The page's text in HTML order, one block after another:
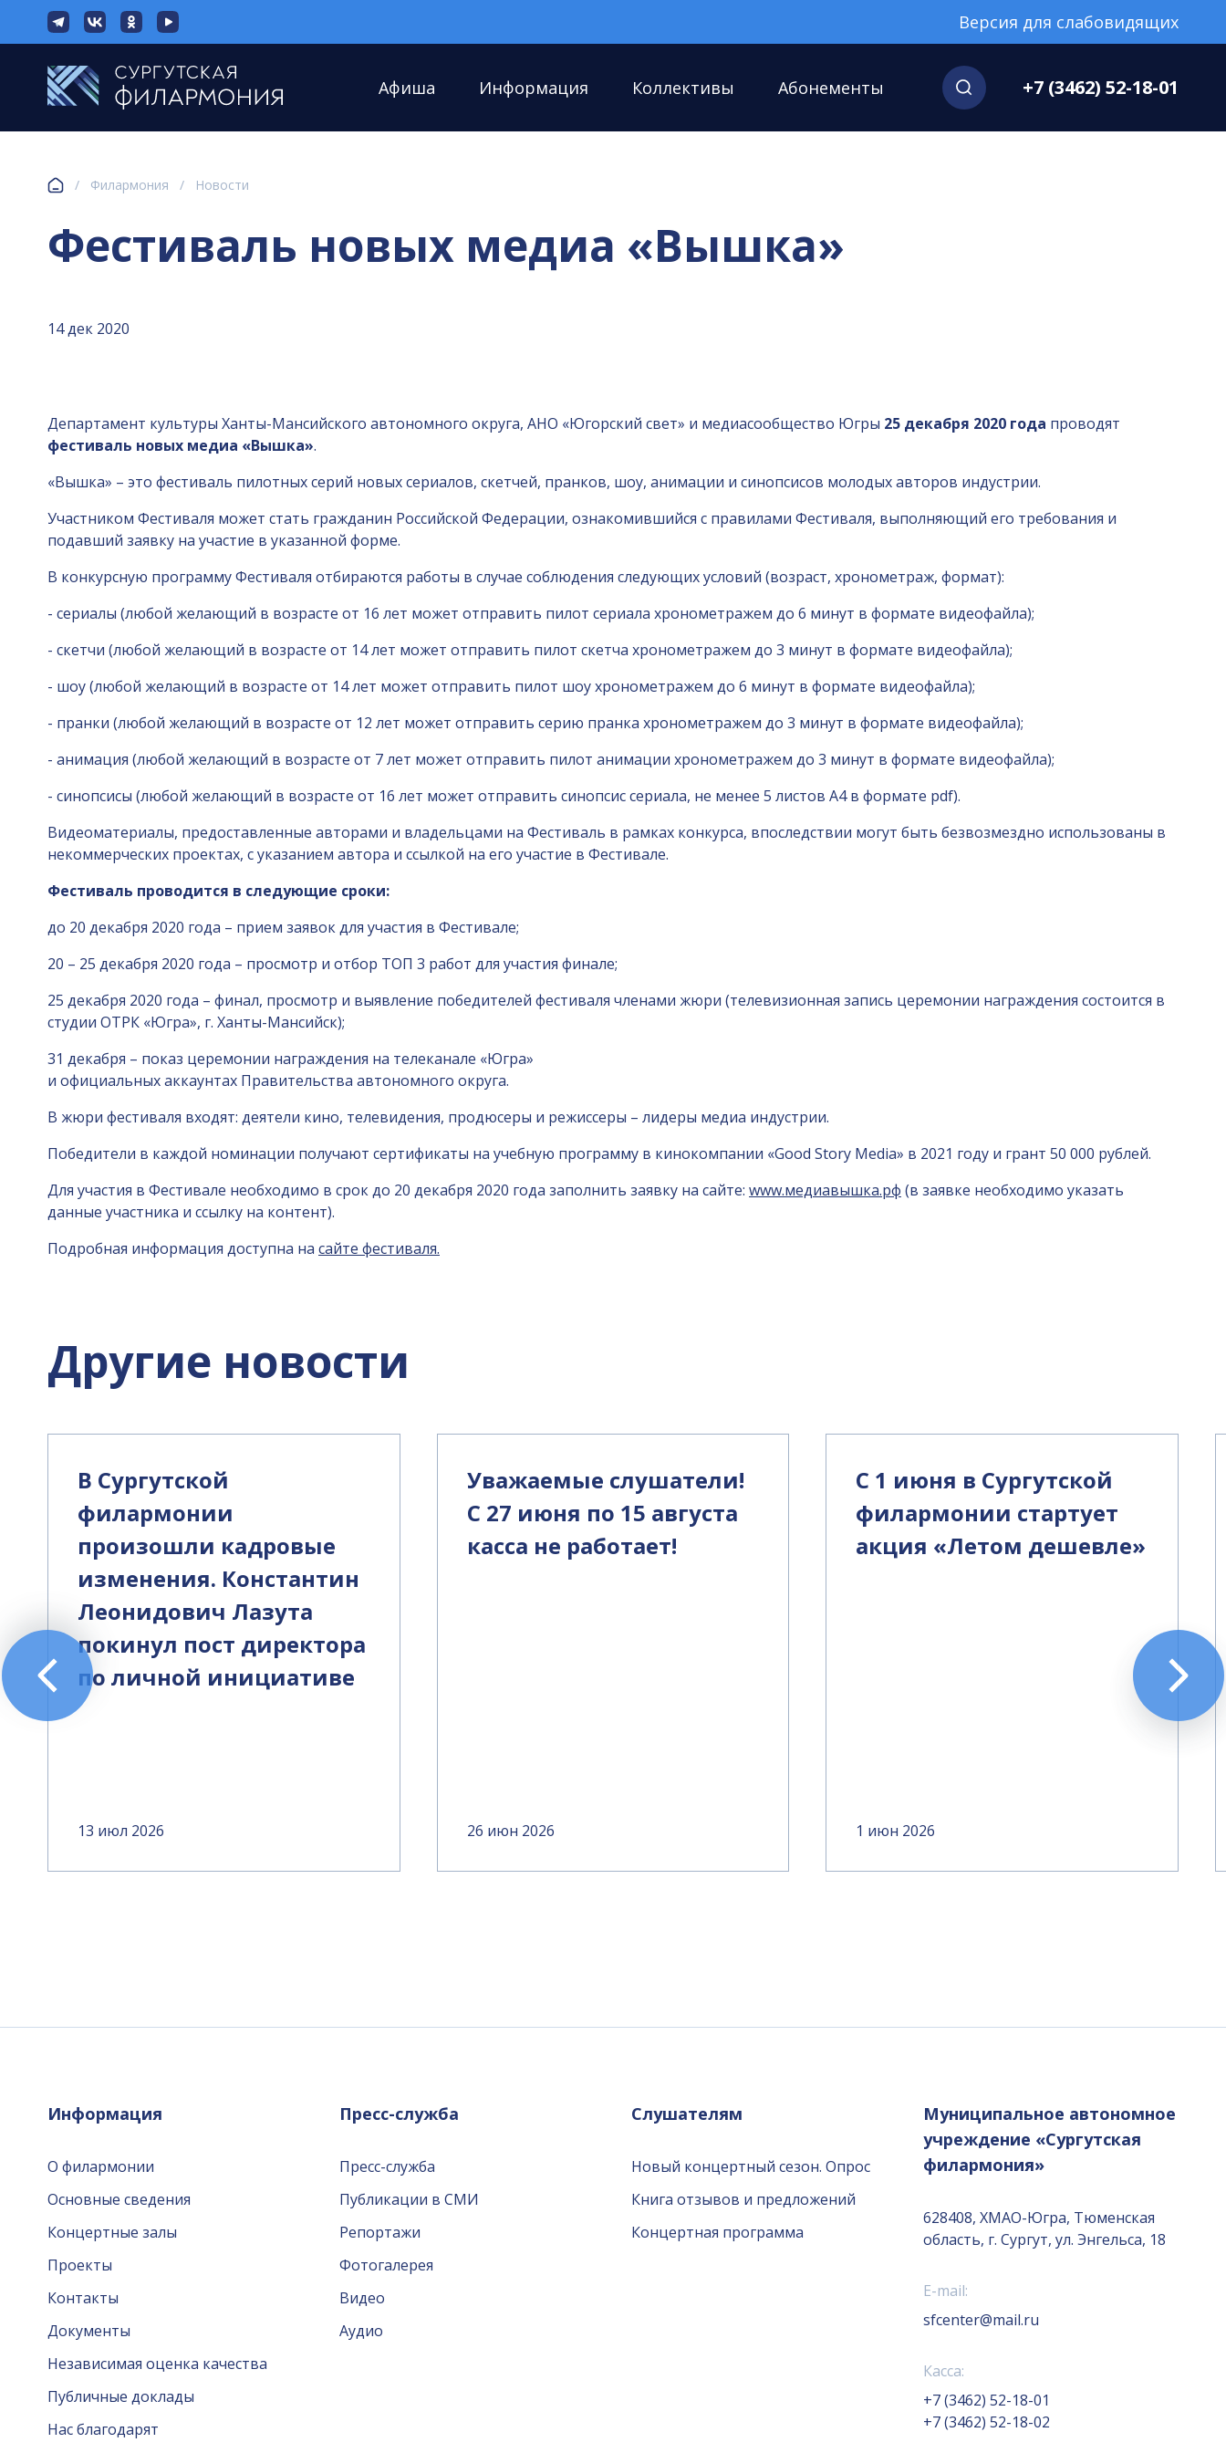
Версия для слабовидящих
Афиша Информация Коллективы Абонементы +7 (3462) 52-18-01
/ Филармония / Новости
Фестиваль новых медиа «Вышка»
14 дек 2020
Департамент культуры Ханты-Мансийского автономного округа, АНО «Югорский свет» и медиасообщество Югры 25 декабря 2020 года проводят
фестиваль новых медиа «Вышка».
«Вышка» – это фестиваль пилотных серий новых сериалов, скетчей, пранков, шоу, анимации и синопсисов молодых авторов индустрии.
Участником Фестиваля может стать гражданин Российской Федерации, ознакомившийся с правилами Фестиваля, выполняющий его требования и
подавший заявку на участие в указанной форме.
В конкурсную программу Фестиваля отбираются работы в случае соблюдения следующих условий (возраст, хронометраж, формат):
- сериалы (любой желающий в возрасте от 16 лет может отправить пилот сериала хронометражем до 6 минут в формате видеофайла);
- скетчи (любой желающий в возрасте от 14 лет может отправить пилот скетча хронометражем до 3 минут в формате видеофайла);
- шоу (любой желающий в возрасте от 14 лет может отправить пилот шоу хронометражем до 6 минут в формате видеофайла);
- пранки (любой желающий в возрасте от 12 лет может отправить серию пранка хронометражем до 3 минут в формате видеофайла);
- анимация (любой желающий в возрасте от 7 лет может отправить пилот анимации хронометражем до 3 минут в формате видеофайла);
- синопсисы (любой желающий в возрасте от 16 лет может отправить синопсис сериала, не менее 5 листов А4 в формате pdf).
Видеоматериалы, предоставленные авторами и владельцами на Фестиваль в рамках конкурса, впоследствии могут быть безвозмездно использованы в
некоммерческих проектах, с указанием автора и ссылкой на его участие в Фестивале.
Фестиваль проводится в следующие сроки:
до 20 декабря 2020 года – прием заявок для участия в Фестивале;
20 – 25 декабря 2020 года – просмотр и отбор ТОП 3 работ для участия финале;
25 декабря 2020 года – финал, просмотр и выявление победителей фестиваля членами жюри (телевизионная запись церемонии награждения состоится в
студии ОТРК «Югра», г. Ханты-Мансийск);
31 декабря – показ церемонии награждения на телеканале «Югра»
и официальных аккаунтах Правительства автономного округа.
В жюри фестиваля входят: деятели кино, телевидения, продюсеры и режиссеры – лидеры медиа индустрии.
Победители в каждой номинации получают сертификаты на учебную программу в кинокомпании «Good Story Media» в 2021 году и грант 50 000 рублей.
Для участия в Фестивале необходимо в срок до 20 декабря 2020 года заполнить заявку на сайте: www.медиавышка.рф (в заявке необходимо указать
данные участника и ссылку на контент).
Подробная информация доступна на сайте фестиваля.
Другие новости
В Сургутской
филармонии
произошли кадровые
изменения. Константин
Леонидович Лазута
покинул пост директора
по личной инициативе
13 июл 2026
Уважаемые слушатели!
С 27 июня по 15 августа
касса не работает!
26 июн 2026
С 1 июня в Сургутской
филармонии стартует
акция «Летом дешевле»
1 июн 2026
Информация
О филармонии
Основные сведения
Концертные залы
Проекты
Контакты
Документы
Независимая оценка качества
Публичные доклады
Нас благодарят
Пресс-служба
Пресс-служба
Публикации в СМИ
Репортажи
Фотогалерея
Видео
Аудио
Слушателям
Новый концертный сезон. Опрос
Книга отзывов и предложений
Концертная программа
Муниципальное автономное
учреждение «Сургутская
филармония»
628408, ХМАО-Югра, Тюменская
область, г. Сургут, ул. Энгельса, 18
E-mail:
sfcenter@mail.ru
Касса:
+7 (3462) 52-18-01
+7 (3462) 52-18-02